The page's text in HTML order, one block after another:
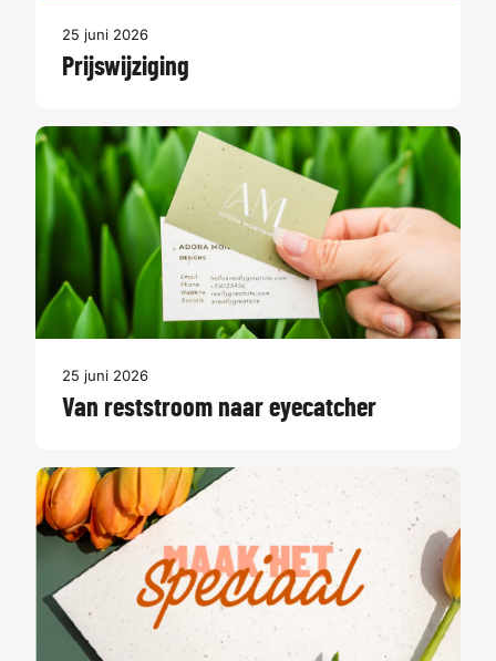
25 juni 2026
Prijswijziging
25 juni 2026
Van reststroom naar eyecatcher